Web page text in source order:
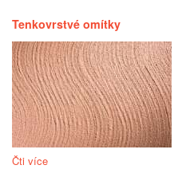
Tenkovrstvé omítky
Čti více